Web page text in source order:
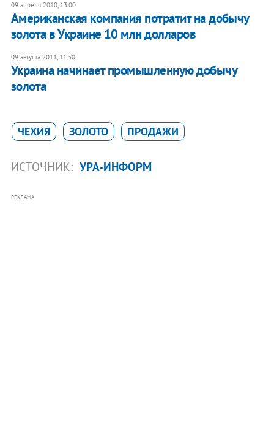
09 апреля 2010, 13:00
Американская компания потратит на добычу
золота в Украине 10 млн долларов
09 августа 2011, 11:30
Украина начинает промышленную добычу
золота
ЧЕХИЯ ЗОЛОТО ПРОДАЖИ
ИСТОЧНИК: УРА-ИНФОРМ
РЕКЛАМА